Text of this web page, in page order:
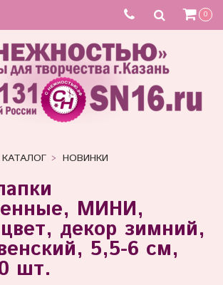
0
НОВИНКИ
МИНИ,
декор зимний,
5,5-6 см,
шт.